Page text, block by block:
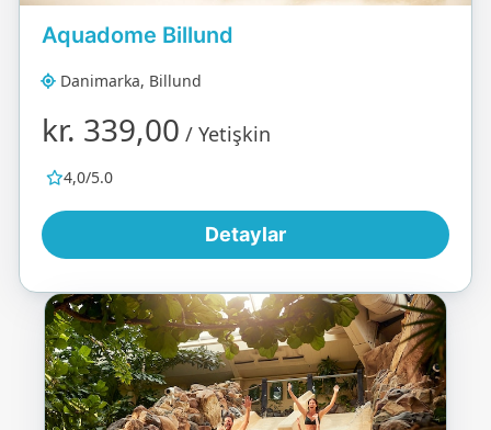
Aquadome Billund
Danimarka, Billund
kr. 339,00 / Yetişkin
4,0/5.0
Detaylar